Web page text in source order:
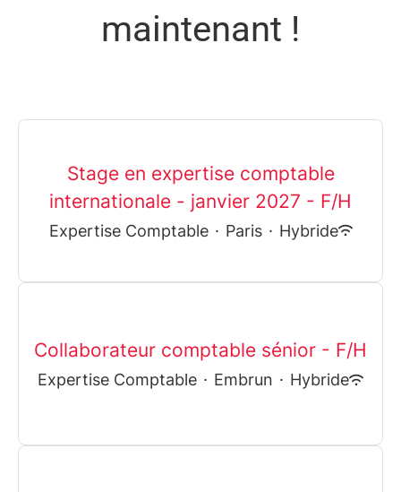
maintenant !
Stage en expertise comptable
internationale - janvier 2027 - F/H
Expertise Comptable · Paris · Hybride
Collaborateur comptable sénior - F/H
Expertise Comptable · Embrun · Hybride